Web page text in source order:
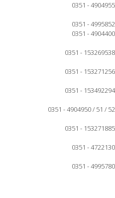
0351 - 4904955
0351 - 4995852
0351 - 4904400
0351 - 153269538
0351 - 153271256
0351 - 153492294
0351 - 4904950 / 51 / 52
0351 - 153271885
0351 - 4722130
0351 - 4995780